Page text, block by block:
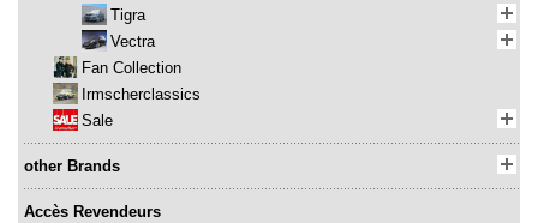
Tigra
Vectra
Fan Collection
Irmscherclassics
Sale
other Brands
Accès Revendeurs